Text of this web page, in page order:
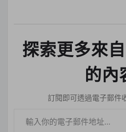
探索更多來
的內
訂閱即可透過電子郵件